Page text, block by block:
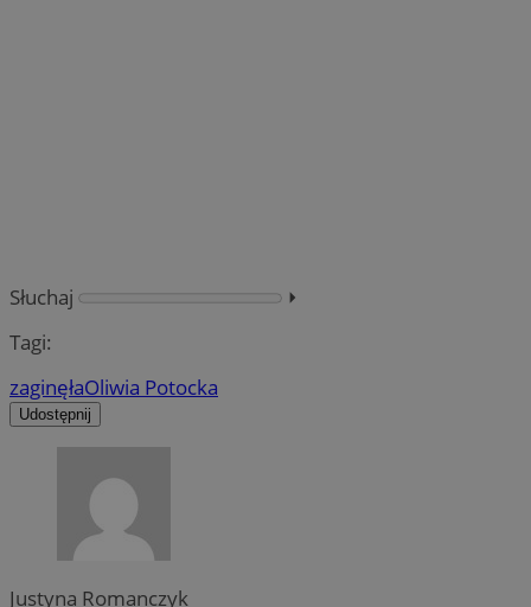
Słuchaj
⏵︎
Tagi:
zaginęłaOliwia Potocka
Udostępnij
Justyna Romanczyk